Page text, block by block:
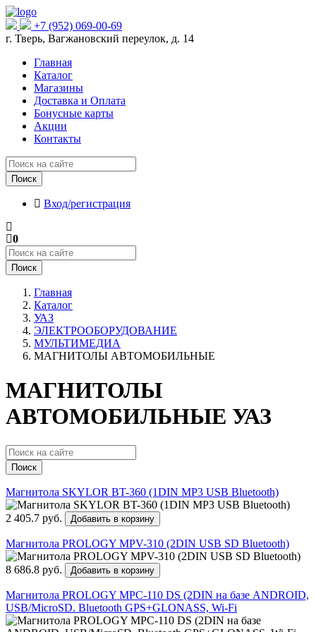
+7 (952) 069-00-69
г. Тверь, Вагжановский переулок, д. 14
Главная
Каталог
Магазины
Доставка и Оплата
Бонусные карты
Акции
Контакты
Поиск
Вход/регистрация
0
Поиск
Главная
Каталог
УАЗ
ЭЛЕКТРООБОРУДОВАНИЕ
МУЛЬТИМЕДИА
МАГНИТОЛЫ АВТОМОБИЛЬНЫЕ
МАГНИТОЛЫ
АВТОМОБИЛЬНЫЕ УАЗ
Поиск
Магнитола SKYLOR BT-360 (1DIN MP3 USB Bluetooth)
2 405.7 руб. Добавить в корзину
Магнитола PROLOGY MPV-310 (2DIN USB SD Bluetooth)
8 686.8 руб. Добавить в корзину
Магнитола PROLOGY МРС-110 DS (2DIN на базе ANDROID,
USB/MicroSD. Bluetooth GPS+GLONASS, Wi-Fi